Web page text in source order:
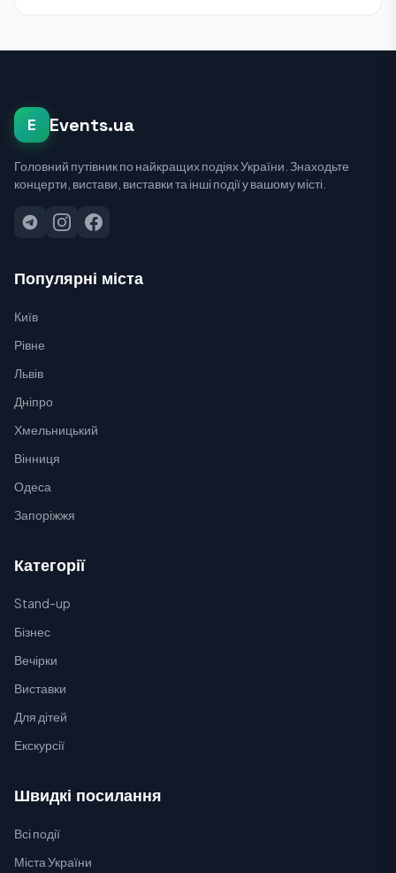
E Events.ua
Головний путівник по найкращих подіях України. Знаходьте
концерти, вистави, виставки та інші події у вашому місті.
Популярні міста
Київ
Рівне
Львів
Дніпро
Хмельницький
Вінниця
Одеса
Запоріжжя
Категорії
Stand-up
Бізнес
Вечірки
Виставки
Для дітей
Екскурсії
Швидкі посилання
Всі події
Міста України